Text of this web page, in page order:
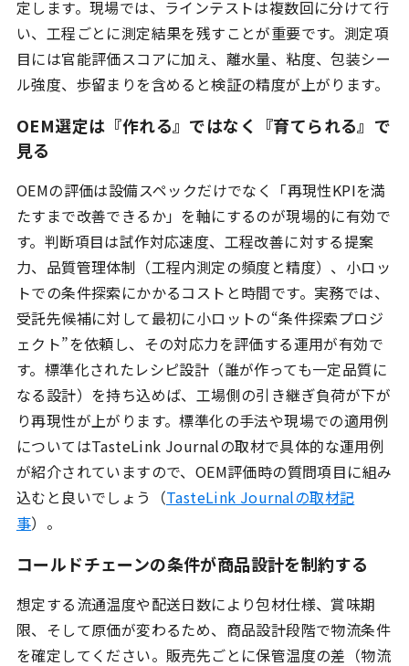
定します。現場では、ラインテストは複数回に分けて行
い、工程ごとに測定結果を残すことが重要です。測定項
目には官能評価スコアに加え、離水量、粘度、包装シー
ル強度、歩留まりを含めると検証の精度が上がります。
OEM選定は『作れる』ではなく『育てられる』で
見る
OEMの評価は設備スペックだけでなく「再現性KPIを満
たすまで改善できるか」を軸にするのが現場的に有効で
す。判断項目は試作対応速度、工程改善に対する提案
力、品質管理体制（工程内測定の頻度と精度）、小ロッ
トでの条件探索にかかるコストと時間です。実務では、
受託先候補に対して最初に小ロットの“条件探索プロジ
ェクト”を依頼し、その対応力を評価する運用が有効で
す。標準化されたレシピ設計（誰が作っても一定品質に
なる設計）を持ち込めば、工場側の引き継ぎ負荷が下が
り再現性が上がります。標準化の手法や現場での適用例
についてはTasteLink Journalの取材で具体的な運用例
が紹介されていますので、OEM評価時の質問項目に組み
込むと良いでしょう（TasteLink Journalの取材記
事）。
コールドチェーンの条件が商品設計を制約する
想定する流通温度や配送日数により包材仕様、賞味期
限、そして原価が変わるため、商品設計段階で物流条件
を確定してください。販売先ごとに保管温度の差（物流